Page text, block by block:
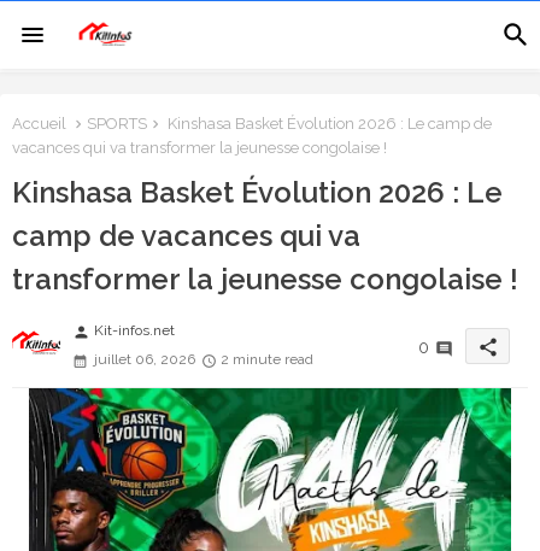
Accueil SPORTS
Kinshasa Basket Évolution 2026 : Le camp de
vacances qui va transformer la jeunesse congolaise !
Kinshasa Basket Évolution 2026 : Le
camp de vacances qui va
transformer la jeunesse congolaise !
person Kit-infos.net
juillet 06, 2026
2 minute read
0 share